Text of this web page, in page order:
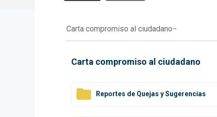
Carta compromiso al ciudadano
Carta compromiso al ciudadano
Reportes de Quejas y Sugerencias